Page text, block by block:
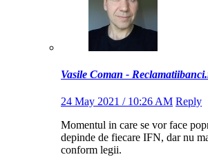
Vasile Coman -
24 May 2021 / 10:26 AM Reply
Momentul in care se vor face
depinde de fiecare IFN, dar nu
conform legii.